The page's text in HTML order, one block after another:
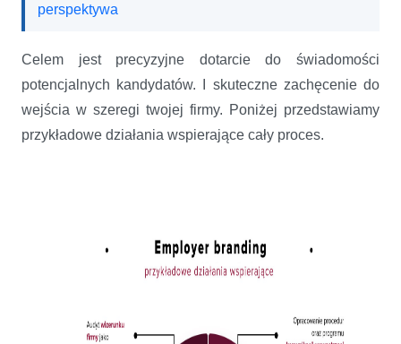
perspektywa
Celem jest precyzyjne dotarcie do świadomości
potencjalnych kandydatów. I skuteczne zachęcenie do
wejścia w szeregi twojej firmy. Poniżej przedstawiamy
przykładowe działania wspierające cały proces.